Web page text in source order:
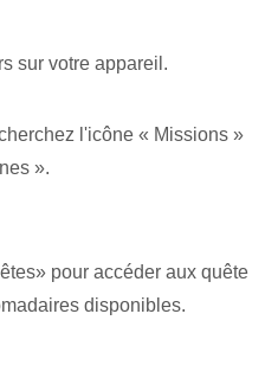
sur votre appareil.
l'icône « Missions »
».
pour accéder aux quête
disponibles.